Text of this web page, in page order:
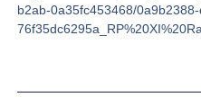
b2ab-0a35fc453468/